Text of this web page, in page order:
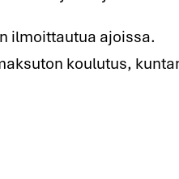
ilmoittautua ajoissa.
koulutus,